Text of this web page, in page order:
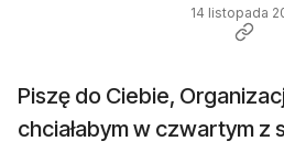
14 listopada
Piszę do Ciebie,
chciałabym w czwartym z